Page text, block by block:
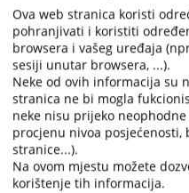
Ova web stranica koristi
pohranjivati i koristiti
browsera i vašeg uređaja
sesiji unutar browsera, ...).
Neke od ovih informacija su
stranica ne bi mogla
neke nisu prijeko
procjenu nivoa posjećenosti,
stranice...).
Na ovom mjestu možete
korištenje tih informacija.